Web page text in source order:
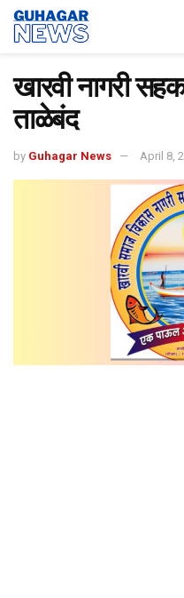
खारवी नागरी
ताळेबंद
by Guhagar News April 8,